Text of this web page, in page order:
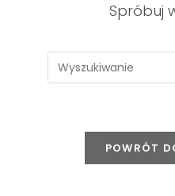
Spróbuj
POWRÓT